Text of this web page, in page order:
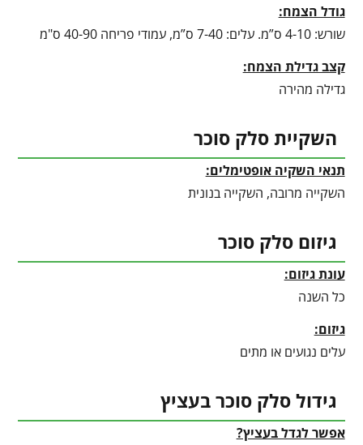
גודל הצמח:
שורש: 4-10 ס”מ. עלים: 7-40 ס”מ, עמודי פריחה 40-90 ס"מ
קצב גדילת הצמח:
גדילה מהירה
השקיית סלק סוכר
תנאי השקיה אופטימלים:
השקייה מרובה, השקייה בנונית
גיזום סלק סוכר
עונת גיזום:
כל השנה
גיזום:
עלים נגועים או מתים
גידול סלק סוכר בעציץ
אפשר לגדל בעציץ?